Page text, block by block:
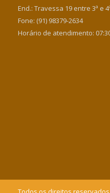
End.: Travessa 19 entre 3ª e
Fone: (91) 98379-2634
Horário de atendimento: